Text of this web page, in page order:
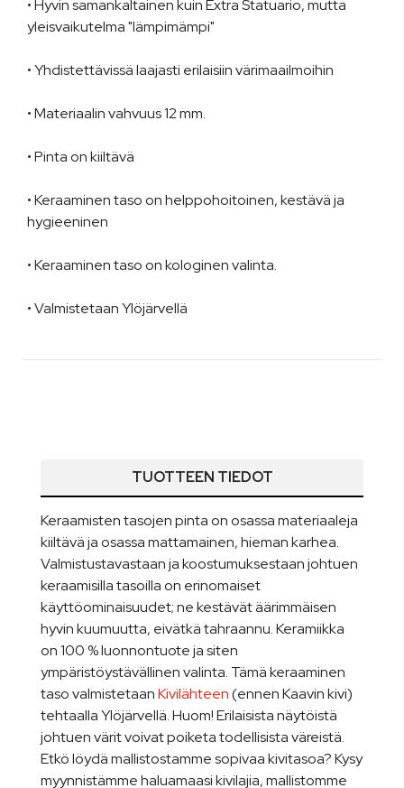
• Hyvin samankaltainen kuin Extra Statuario, mutta
yleisvaikutelma "lämpimämpi"
• Yhdistettävissä laajasti erilaisiin värimaailmoihin
• Materiaalin vahvuus 12 mm.
• Pinta on kiiltävä
• Keraaminen taso on helppohoitoinen, kestävä ja
hygieeninen
• Keraaminen taso on kologinen valinta.
• Valmistetaan Ylöjärvellä
TUOTTEEN TIEDOT
Keraamisten tasojen pinta on osassa materiaaleja
kiiltävä ja osassa mattamainen, hieman karhea.
Valmistustavastaan ja koostumuksestaan johtuen
keraamisilla tasoilla on erinomaiset
käyttöominaisuudet; ne kestävät äärimmäisen
hyvin kuumuutta, eivätkä tahraannu. Keramiikka
on 100 % luonnontuote ja siten
ympäristöystävällinen valinta. Tämä keraaminen
taso valmistetaanKivilähteen(ennen Kaavin kivi)
tehtaalla Ylöjärvellä. Huom! Erilaisista näytöistä
johtuen värit voivat poiketa todellisista väreistä.
Etkö löydä mallistostamme sopivaa kivitasoa? Kysy
myynnistämme haluamaasi kivilajia, mallistomme